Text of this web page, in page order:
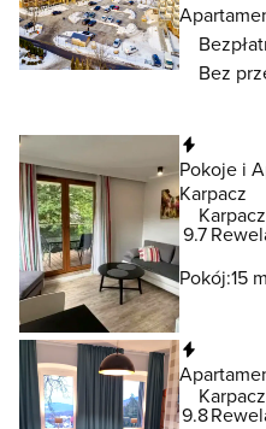
Bez
Pokoje i
Karpacz
Karpacz
9.7
Pokój:15 m
Karpacz
9.8